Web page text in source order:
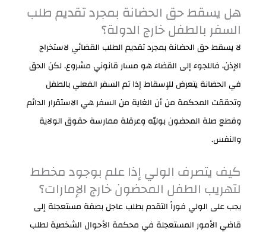
هل يسقط حق الحضانة بمجرد تقديم طلب
السفر بالطفل خارج الدولة؟
لا يسقط حق الحضانة بمجرد تقديم الطلب القضائي لاستخراج
الإذن، فاللجوء إلى القضاء هو مسار قانوني مشروع. لكن الحق
في الحضانة يتعرض للإسقاط إذا تم السفر الفعلي بالطفل
وتحققت المحكمة من أن الغاية من السفر هي الاستقرار الدائم
وقطع صلة المحضون بوليّه وعرقلة ممارسة حقوق الولاية
والنفس.
كيف يتصرف الولي إذا علم بوجود مخطط
لتهريب الطفل المحضون خارج الإمارات؟
يجب على الولي فوراً التقدم بطلب عاجل بصفة مستعجلة إلى
قاضي الأمور المستعجلة في محكمة الأحوال الشخصية لطلب